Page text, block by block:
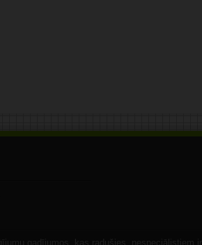
gadījumos, kas radušies, nespeciālistiem